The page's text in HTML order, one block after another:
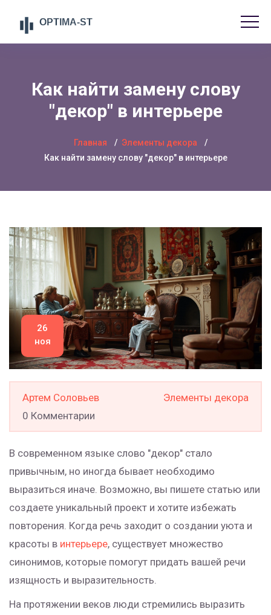
Как найти замену слову
"декор" в интерьере
Главная
Элементы декора
Как найти замену слову "декор" в интерьере
26
ноя
Артем Соловьев
Элементы декора
0 Комментарии
В современном языке слово "декор" стало
привычным, но иногда бывает необходимо
выразиться иначе. Возможно, вы пишете статью или
создаете уникальный проект и хотите избежать
повторения. Когда речь заходит о создании уюта и
красоты в интерьере, существует множество
синонимов, которые помогут придать вашей речи
изящность и выразительность.
На протяжении веков люди стремились выразить